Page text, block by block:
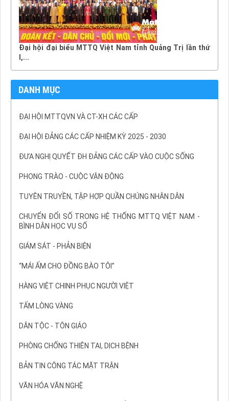
Đại hội đại biểu MTTQ Việt Nam tỉnh Quảng Trị lần thứ
I,...
DANH MỤC
ĐẠI HỘI MTTQVN VÀ CT-XH CÁC CẤP
ĐẠI HỘI ĐẢNG CÁC CẤP NHIỆM KỲ 2025 - 2030
ĐƯA NGHỊ QUYẾT ĐH ĐẢNG CÁC CẤP VÀO CUỘC SỐNG
PHONG TRÀO - CUỘC VẬN ĐỘNG
TUYÊN TRUYỀN, TẬP HỢP QUẦN CHÚNG NHÂN DÂN
CHUYỂN ĐỔI SỐ TRONG HỆ THỐNG MTTQ VIỆT NAM -
BÌNH DÂN HỌC VỤ SỐ
GIÁM SÁT - PHẢN BIỆN
“MÁI ẤM CHO ĐỒNG BÀO TÔI”
HÀNG VIỆT CHINH PHỤC NGƯỜI VIỆT
TẤM LÒNG VÀNG
DÂN TỘC - TÔN GIÁO
PHÒNG CHỐNG THIÊN TAI, DỊCH BỆNH
BẢN TIN CÔNG TÁC MẶT TRẬN
VĂN HÓA VĂN NGHỆ